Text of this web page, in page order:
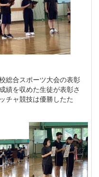
総合スポーツ大会の表彰
績を収めた生徒が表彰さ
チャ競技は優勝したた